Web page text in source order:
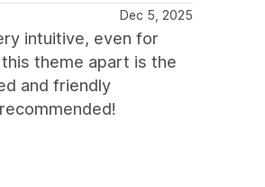
Dec 5, 2025
intuitive, even for
theme apart is the
and friendly